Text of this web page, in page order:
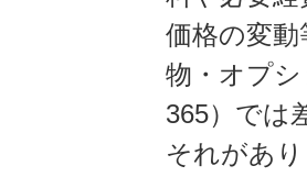
価格の変
物・オプ
365）では
それがあ